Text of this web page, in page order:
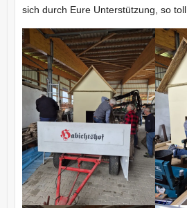
sich durch Eure Unterstützung, so